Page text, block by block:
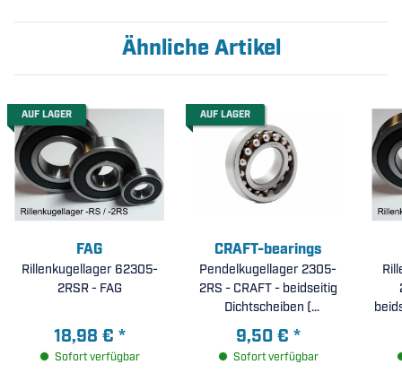
Ähnliche Artikel
AUF LAGER
FAG
Rillenkugellager 62305-
2RSR - FAG
18,98 € *
Sofort verfügbar
AUF LAGER
CRAFT-bearings
Pendelkugellager 2305-
2RS - CRAFT - beidseitig
Dichtscheiben (
25x62x24mm )
9,50 € *
Sofort verfügbar